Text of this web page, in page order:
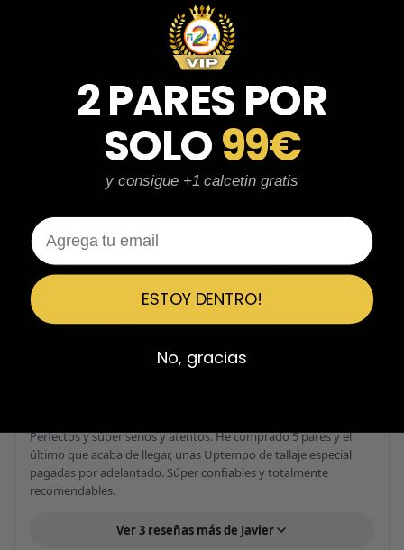
parecen de marcas verdaderas. Entrega súper rápida, embalaje
perfecto y con el detalle de los calcetines contentísima. Sin duda
Fernando Aranda Morales
★
ESPECTACULARES
Total control del pedido, te avisan si hay algún problema con el
modelo elegido, empaquetado perfecto con caja original y
embolsado, zapas de altísima calidad y acabados top. Air Max y
Travis Scott espectaculares. Recomendable 100%.
Javier Victorio
Perfectos y súper serios y atentos. He comprado 5 pares y el
último que acaba de llegar, unas Uptempo de tallaje especial
pagadas por adelantado. Súper confiables y totalmente
recomendables.
Ver 3 reseñas más de Javier
2 PARES POR
SOLO99€
y consigue +1 calcetin gratis
Email
ESTOY DENTRO!
No, gracias